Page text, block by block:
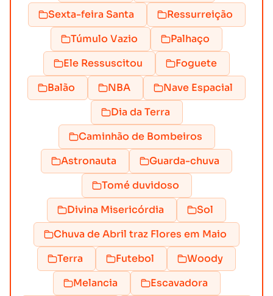
Sexta-feira Santa
Ressurreição
Túmulo Vazio
Palhaço
Ele Ressuscitou
Foguete
Balão
NBA
Nave Espacial
Dia da Terra
Caminhão de Bombeiros
Astronauta
Guarda-chuva
Tomé duvidoso
Divina Misericórdia
Sol
Chuva de Abril traz Flores em Maio
Terra
Futebol
Woody
Melancia
Escavadora